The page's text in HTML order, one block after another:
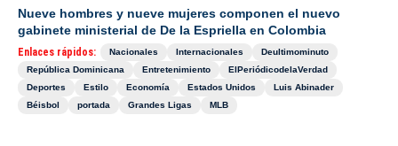
Nueve hombres y nueve mujeres componen el nuevo
gabinete ministerial de De la Espriella en Colombia
Enlaces rápidos: Nacionales Internacionales
Deultimominuto
República Dominicana
Entretenimiento
ElPeriódicodelaVerdad
Deportes
Estilo Economía Estados Unidos
Luis Abinader
Béisbol
portada Grandes Ligas MLB